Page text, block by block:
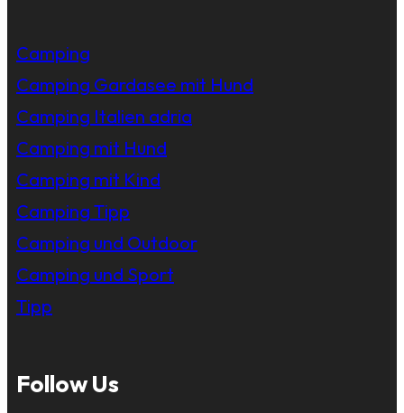
Camping
Camping Gardasee mit Hund
Camping Italien adria
Camping mit Hund
Camping mit Kind
Camping Tipp
Camping und Outdoor
Camping und Sport
Tipp
Follow Us